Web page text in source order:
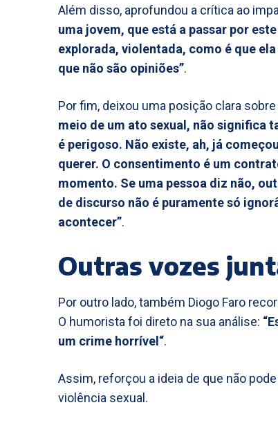
Além disso, aprofundou a crítica ao
uma jovem, que está a passar por
explorada, violentada, como é que
que não são opiniões”.
Por fim, deixou uma posição clara
meio de um ato sexual, não significa
é perigoso. Não existe, ah, já
querer. O consentimento é um
momento. Se uma pessoa diz não,
de discurso não é puramente só
acontecer”.
Outras vozes
Por outro lado, também Diogo Faro
O humorista foi direto na sua análise:
um crime horrível“.
Assim, reforçou a ideia de que não
violência sexual.